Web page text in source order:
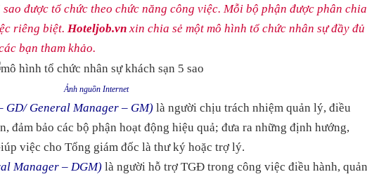
được tổ chức theo chức năng công việc. Mỗi bộ phận được phân chia
riêng biệt. Hoteljob.vnxin chia sẻ một mô hình tổ chức nhân sự đầy đủ
bạn tham khảo.
Ảnh nguồn Internet
GD/ General Manager – GM) là người chịu trách nhiệm quản lý, điều
đảm bảo các bộ phận hoạt động hiệu quả; đưa ra những định hướng,
việc cho Tổng giám đốc là thư ký hoặc trợ lý.
Manager – DGM) là người hỗ trợ TGĐ trong công việc điều hành, quản